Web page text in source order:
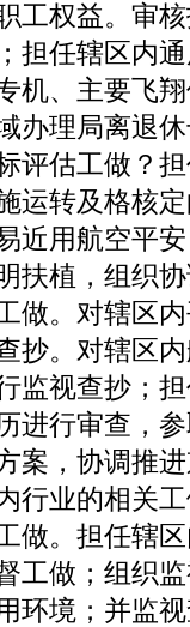
工权益。审
担任辖区内
机、主要飞
办理局离退
评估工做？
运转及格核
近用航空平
扶植，组织
做。对辖区
抄。对辖区
监视查抄；
进行审查，
案，协调推
行业的相关
做。担任辖
工做；组织
环境；并监